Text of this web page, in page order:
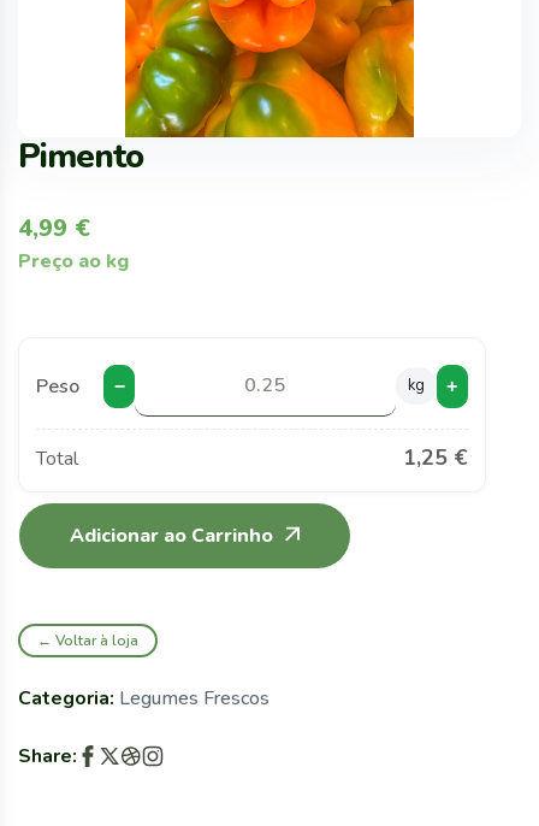
Pimento
4,99 €
Preço ao kg
Peso − kg +
Total 1,25 €
Adicionar ao Carrinho
← Voltar à loja
Categoria: Legumes Frescos
Share: